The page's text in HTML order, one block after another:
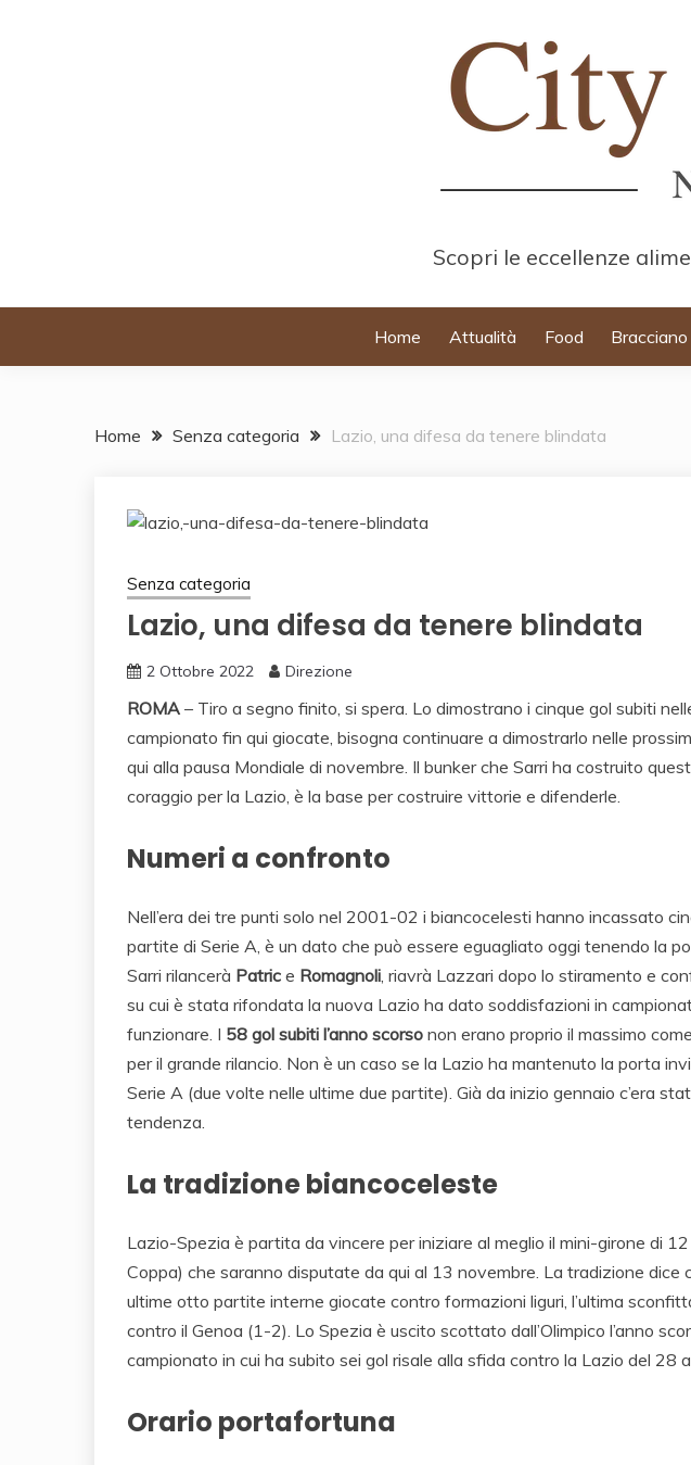
Scopri le eccellenze
Home Attualità Food Bracciano
Home Senza categoria Lazio, una difesa da tenere blindata
Senza categoria
Lazio, una difesa da tenere blindata
2 Ottobre 2022 Direzione
ROMA – Tiro a segno finito, si spera. Lo dimostrano i cinque gol subiti
campionato fin qui giocate, bisogna continuare a dimostrarlo nelle
qui alla pausa Mondiale di novembre. Il bunker che Sarri ha costruito
coraggio per la Lazio, è la base per costruire vittorie e difenderle.
Numeri a confronto
Nell’era dei tre punti solo nel 2001-02 i biancocelesti hanno incassato
partite di Serie A, è un dato che può essere eguagliato oggi tenendo la
Sarri rilancerà Patric e Romagnoli , riavrà Lazzari dopo lo stiramento e
su cui è stata rifondata la nuova Lazio ha dato soddisfazioni in
funzionare. I 58 gol subiti l’anno scorso non erano proprio il massimo
per il grande rilancio. Non è un caso se la Lazio ha mantenuto la porta
Serie A (due volte nelle ultime due partite). Già da inizio gennaio c’era
tendenza.
La tradizione biancoceleste
Lazio-Spezia è partita da vincere per iniziare al meglio il mini-girone di
Coppa) che saranno disputate da qui al 13 novembre. La tradizione dice
ultime otto partite interne giocate contro formazioni liguri, l’ultima
contro il Genoa (1-2). Lo Spezia è uscito scottato dall’Olimpico l’anno
campionato in cui ha subito sei gol risale alla sfida contro la Lazio del 28
Orario portafortuna